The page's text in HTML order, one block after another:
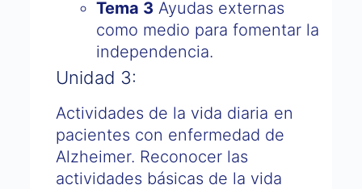
Tema 3 Ayudas externas
como medio para fomentar la
independencia.
Unidad 3:
Actividades de la vida diaria en
pacientes con enfermedad de
Alzheimer. Reconocer las
actividades básicas de la vida